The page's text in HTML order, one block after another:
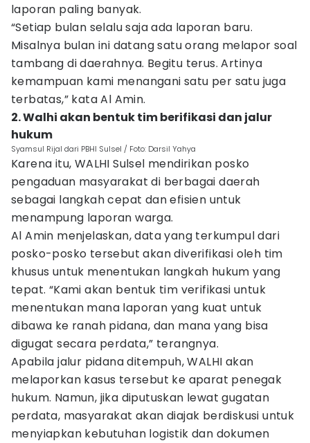
laporan paling banyak.
“Setiap bulan selalu saja ada laporan baru.
Misalnya bulan ini datang satu orang melapor soal
tambang di daerahnya. Begitu terus. Artinya
kemampuan kami menangani satu per satu juga
terbatas,” kata Al Amin.
2. Walhi akan bentuk tim berifikasi dan jalur
hukum
Syamsul Rijal dari PBHI Sulsel / Foto: Darsil Yahya
Karena itu, WALHI Sulsel mendirikan posko
pengaduan masyarakat di berbagai daerah
sebagai langkah cepat dan efisien untuk
menampung laporan warga.
Al Amin menjelaskan, data yang terkumpul dari
posko-posko tersebut akan diverifikasi oleh tim
khusus untuk menentukan langkah hukum yang
tepat. “Kami akan bentuk tim verifikasi untuk
menentukan mana laporan yang kuat untuk
dibawa ke ranah pidana, dan mana yang bisa
digugat secara perdata,” terangnya.
Apabila jalur pidana ditempuh, WALHI akan
melaporkan kasus tersebut ke aparat penegak
hukum. Namun, jika diputuskan lewat gugatan
perdata, masyarakat akan diajak berdiskusi untuk
menyiapkan kebutuhan logistik dan dokumen